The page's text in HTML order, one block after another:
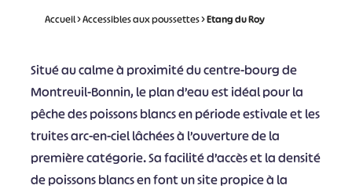
Accueil>Accessibles aux poussettes>Etang du Roy
Situé au calme à proximité du centre-bourg de
Montreuil-Bonnin, le plan d’eau est idéal pour la
pêche des poissons blancs en période estivale et les
truites arc-en-ciel lâchées à l’ouverture de la
première catégorie. Sa facilité d’accès et la densité
de poissons blancs en font un site propice à la